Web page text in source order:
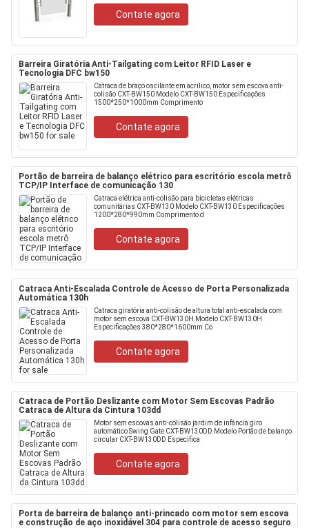
Contate agora
Barreira Giratória Anti-Tailgating com Leitor RFID Laser e
Tecnologia DFC bw150
Catraca de braço oscilante em acrílico, motor sem escova anti-
colisão CXT-BW150 Modelo CXT-BW150 Especificações
1500*250*1000mm Comprimento
Contate agora
Portão de barreira de balanço elétrico para escritório escola metrô
TCP/IP Interface de comunicação 130
Catraca elétrica anti-colisão para bicicletas elétricas
comunitárias CXT-BW130 Modelo CXT-BW130 Especificações
1200*280*990mm Comprimento d
Contate agora
Catraca Anti-Escalada Controle de Acesso de Porta Personalizada
Automática 130h
Catraca giratória anti-colisão de altura total anti-escalada com
motor sem escova CXT-BW130H Modelo CXT-BW130H
Especificações 380*280*1600mm Co
Contate agora
Catraca de Portão Deslizante com Motor Sem Escovas Padrão
Catraca de Altura da Cintura 103dd
Motor sem escovas anti-colisão jardim de infância giro
automático Swing Gate CXT-BW130DD Modelo Portão de balanço
circular CXT-BW130DD Especifica
Contate agora
Porta de barreira de balanço anti-princado com motor sem escova
e construção de aço inoxidável 304 para controle de acesso seguro